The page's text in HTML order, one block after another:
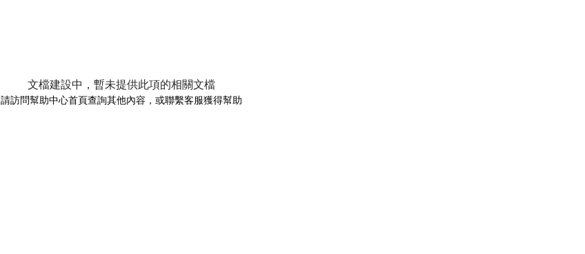
文檔建設中，暫未提供此項的相關文檔
請訪問幫助中心首頁查詢其他內容，或聯繫客服獲得幫助